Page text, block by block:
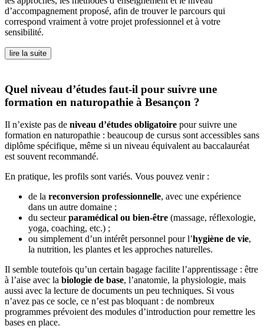
d’accompagnement proposé, afin de trouver le parcours qui
correspond vraiment à votre projet professionnel et à votre
sensibilité.
lire la suite
Quel niveau d’études faut-il pour suivre une
formation en naturopathie à Besançon ?
Il n’existe pas de niveau d’études obligatoire pour suivre une
formation en naturopathie : beaucoup de cursus sont accessibles sans
diplôme spécifique, même si un niveau équivalent au baccalauréat
est souvent recommandé.
En pratique, les profils sont variés. Vous pouvez venir :
de la reconversion professionnelle, avec une expérience
dans un autre domaine ;
du secteurparamédical ou bien-être (massage, réflexologie,
yoga, coaching, etc.) ;
ou simplement d’un intérêt personnel pour l’hygiène de vie,
la nutrition, les plantes et les approches naturelles.
Il semble toutefois qu’un certain bagage facilite l’apprentissage : être
à l’aise avec la biologie de base, l’anatomie, la physiologie, mais
aussi avec la lecture de documents un peu techniques. Si vous
n’avez pas ce socle, ce n’est pas bloquant : de nombreux
programmes prévoient des modules d’introduction pour remettre les
bases en place.